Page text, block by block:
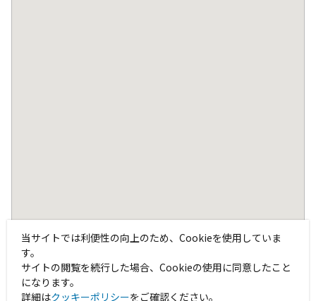
当サイトでは利便性の向上のため、Cookieを使用していま
す。
サイトの閲覧を続行した場合、Cookieの使用に同意したこと
になります。
詳細はクッキーポリシーをご確認ください。